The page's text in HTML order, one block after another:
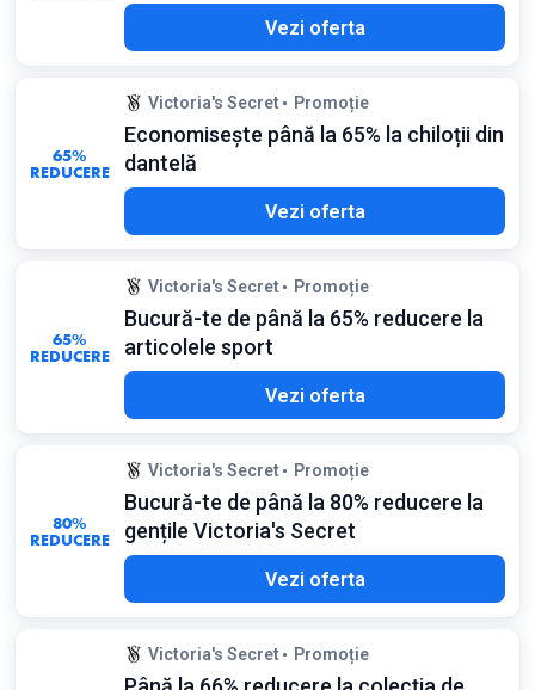
Vezi oferta
65%
REDUCERE
Victoria's Secret Promoție
Economisește până la 65% la chiloții din
dantelă
Vezi oferta
65%
REDUCERE
Victoria's Secret Promoție
Bucură-te de până la 65% reducere la
articolele sport
Vezi oferta
80%
REDUCERE
Victoria's Secret Promoție
Bucură-te de până la 80% reducere la
gențile Victoria's Secret
Vezi oferta
Victoria's Secret Promoție